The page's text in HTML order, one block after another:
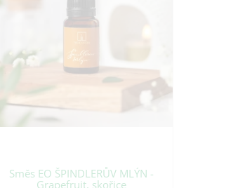
Směs EO ŠPINDLERŮV MLÝN -
Grapefruit, skořice